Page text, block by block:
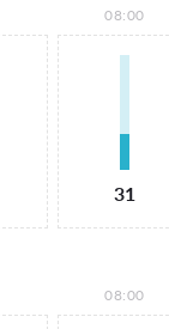
08:00
31
08:00